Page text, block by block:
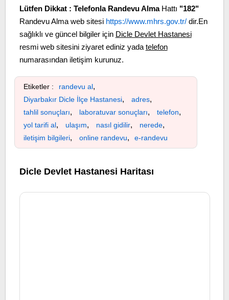
Lütfen Dikkat : Telefonla Randevu AlmaHattı "182"
Randevu Alma web sitesi https://www.mhrs.gov.tr/dir.En
sağlıklı ve güncel bilgiler için Dicle Devlet Hastanesi
resmi web sitesini ziyaret ediniz yada telefon
numarasından iletişim kurunuz.
Etiketler : randevu al,
Diyarbakır Dicle İlçe Hastanesi, adres,
tahlil sonuçları, laboratuvar sonuçları, telefon,
yol tarifi al, ulaşım, nasıl gidilir, nerede,
iletişim bilgileri, online randevu, e-randevu
Dicle Devlet Hastanesi Haritası